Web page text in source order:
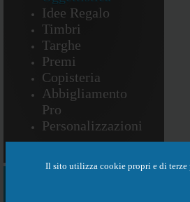
Il sito utilizza cookie propri e di terze
Idee Regalo
Timbri
Targhe
Premi
Copisteria
Abbigliamento
Pro
Personalizzazioni